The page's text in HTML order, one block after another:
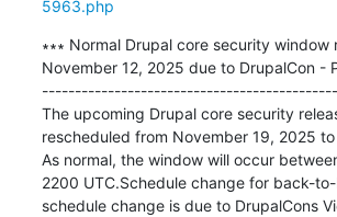
5963.php
∗∗∗ Normal Drupal core security window
November 12, 2025 due to DrupalCon -
---------------------------------------------
The upcoming Drupal core security
rescheduled from November 19, 2025
As normal, the window will occur
2200 UTC.Schedule change for back-
schedule change is due to DrupalCons